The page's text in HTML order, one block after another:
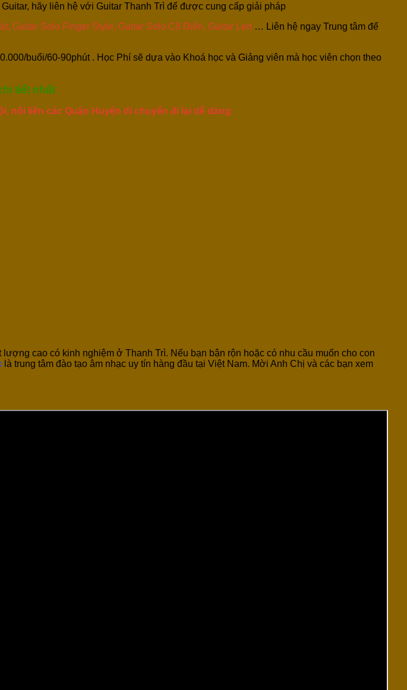
hãy liên hệ với Guitar Thanh Trì để được cung cấp giải pháp
Guitar Solo Finger Style, Guitar Solo Cổ Điển, Guitar Led … Liên hệ ngay Trung tâm để
buổi/60-90phút . Học Phí sẽ dựa vào Khoá học và Giảng viên mà học viên chọn theo
tiết nhất
nối liền các Quận Huyện di chuyển đi lại dễ dàng:
cao có kinh nghiệm ở Thanh Trì. Nếu bạn bận rộn hoặc có nhu cầu muốn cho con
là trung tâm đào tạo âm nhạc uy tín hàng đầu tại Việt Nam. Mời Anh Chị và các bạn xem